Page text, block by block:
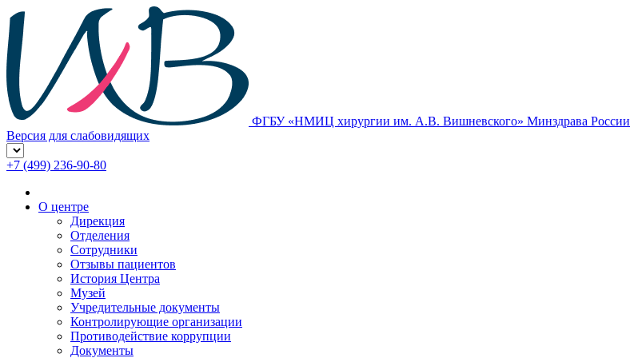
ФГБУ «НМИЦ хирургии им. А.В. Вишневского» Минздрава России
Версия для слабовидящих
+7 (499) 236-90-80
О центре
Дирекция
Отделения
Сотрудники
Отзывы пациентов
История Центра
Музей
Учредительные документы
Контролирующие организации
Противодействие коррупции
Документы